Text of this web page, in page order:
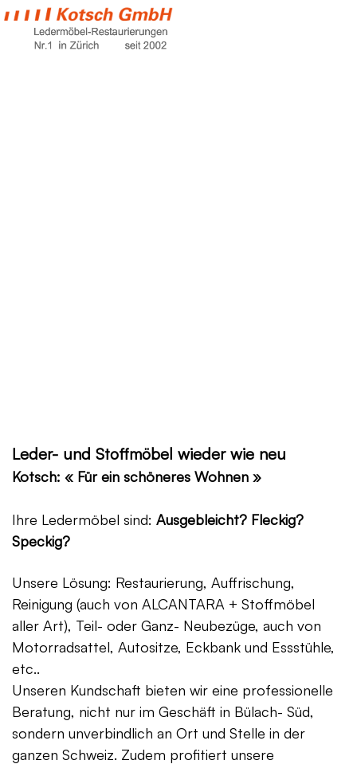
Leder- und Stoffmöbel wieder wie neu
Kotsch: « Für ein schöneres Wohnen »
Ihre Ledermöbel sind: Ausgebleicht? Fleckig?
Speckig?
Unsere Lösung: Restaurierung, Auffrischung,
Reinigung (auch von ALCANTARA + Stoffmöbel
aller Art), Teil- oder Ganz- Neubezüge, auch von
Motorradsattel, Autositze, Eckbank und Essstühle,
etc..
Unseren Kundschaft bieten wir eine professionelle
Beratung, nicht nur im Geschäft in Bülach- Süd,
sondern unverbindlich an Ort und Stelle in der
ganzen Schweiz. Zudem profitiert unsere